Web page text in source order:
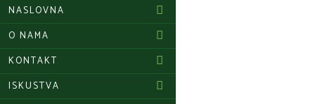
NASLOVNA
O NAMA
KONTAKT
ISKUSTVA